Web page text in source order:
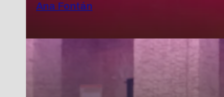
Ana Fontán